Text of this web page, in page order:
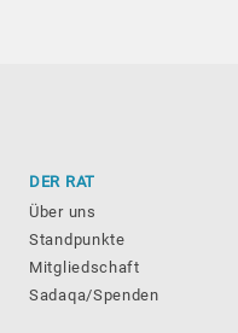
DER RAT
Über uns
Standpunkte
Mitgliedschaft
Sadaqa/Spenden